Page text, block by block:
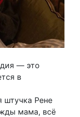
— это
в
штучка Рене
мама, всё